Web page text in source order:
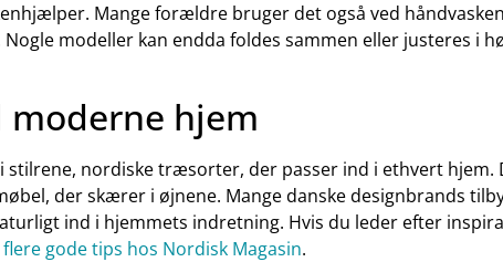
Mange forældre bruger det også ved
modeller kan endda foldes sammen eller justeres i
hjem
nordiske træsorter, der passer ind i ethvert hjem.
der skærer i øjnene. Mange danske designbrands
ind i hjemmets indretning. Hvis du leder efter
gode tips hos Nordisk Magasin.